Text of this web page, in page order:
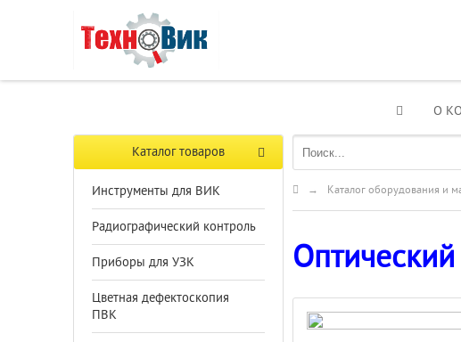
О
Каталог товаров
Инструменты для ВИК
Радиографический контроль
Приборы для УЗК
Цветная дефектоскопия
ПВК
→ Каталог оборудования и